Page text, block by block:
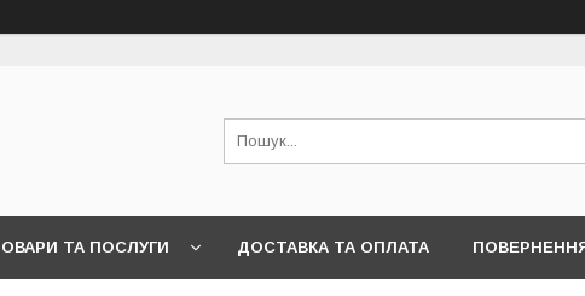
ТА ПОСЛУГИ ДОСТАВКА ТА ОПЛАТА